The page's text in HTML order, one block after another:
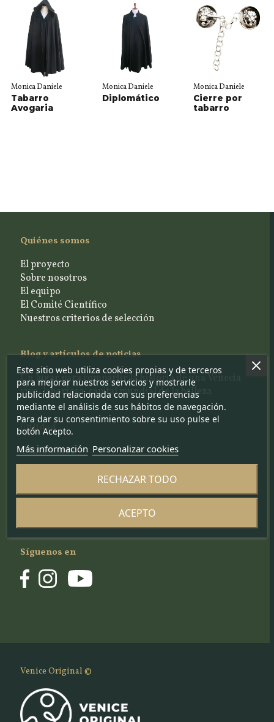
Monica Daniele
Tabarro
Avogaria
Monica Daniele
Diplomático
Monica Daniele
Cierre por
tabarro
Quiénes somos
El proyecto
Sobre nosotros
El equipo
El Comité Científico
Nuestros criterios de selección
Blog y artículos de noticias
Un lugar para compartir la historia de una Venecia
viva, laboriosa, capital mundial de la belleza
Utilidad
Contáctenos
Síguenos en
Venice Original ©
Este sitio web utiliza cookies propias y de terceros
para mejorar nuestros servicios y mostrarle
publicidad relacionada con sus preferencias
mediante el análisis de sus hábitos de navegación.
Para dar su consentimiento sobre su uso pulse el
botón Acepto.
Más información Personalizar cookies
RECHAZAR TODO
ACEPTO